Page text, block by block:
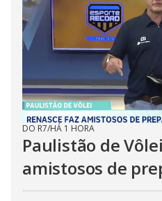
DO R7/HÁ 1 HORA
Paulistão de
amistosos de